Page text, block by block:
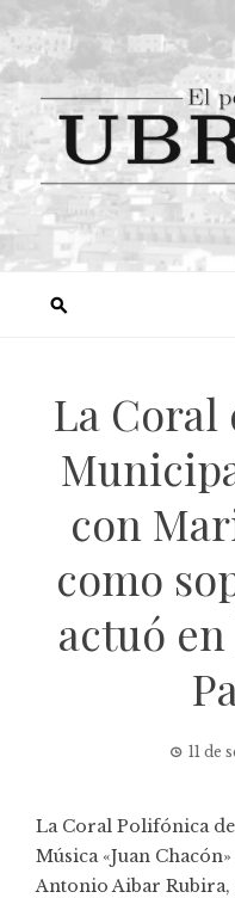
La Coral
con
como
actuó
11 de
La Coral Polifónica
Música «Juan
Antonio Aibar Rubira,